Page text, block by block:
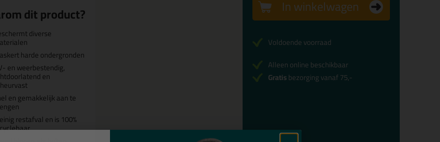
dit product?
diverse
harde ondergronden
en weerbestendig,
en
en gemakkelijk aan te
restafval en is 100%
In winkelwagen
Voldoende voorraad
Alleen online beschikbaar
Gratisbezorging vanaf 75,-